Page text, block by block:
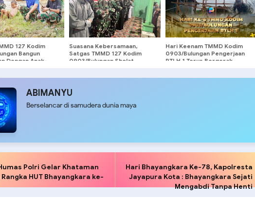
Timur
127 Kodim
Bangun
Dengan Anak-
Suasana Kebersamaan,
Satgas TMMD 127 Kodim
0903/Bulungan Sholat
Hari Keenam TMMD Kodim
0903/Bulungan Pengerjaan
RTLH 1 Terus Bergerak
ABIMANYU
Berselancar di samudera dunia maya
Polri Gelar Khataman
HUT Bhayangkara ke-
Hari Bhayangkara Ke-78, Kapolresta
Jayapura Kota : Bhayangkara Sejati
Mengabdi Tanpa Henti